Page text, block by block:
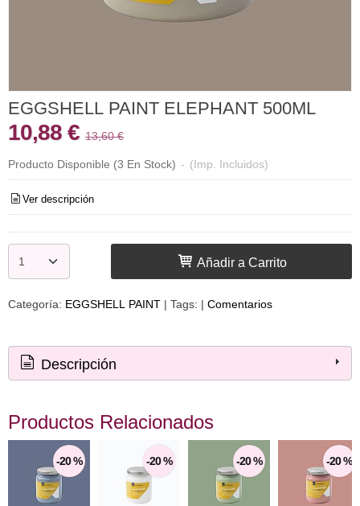
EGGSHELL PAINT ELEPHANT 500ML
10,88 € 13,60 €
Producto Disponible (3 En Stock) - (Imp. Incluidos)
Ver descripción
Añadir a Carrito
Categoría: EGGSHELL PAINT | Tags: | Comentarios
Descripción
Productos Relacionados
-20 % -20 % -20 % -20 %